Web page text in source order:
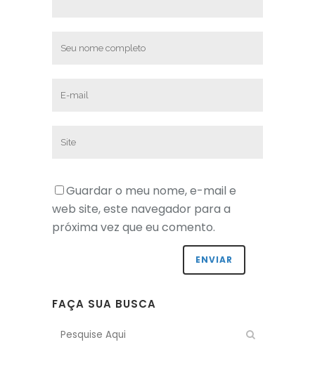
Guardar o meu nome, e-mail e
web site, este navegador para a
próxima vez que eu comento.
FAÇA SUA BUSCA